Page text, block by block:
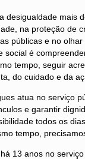
desigualdade mais
na proteção de
públicas e no
social é
tempo, seguir
do cuidado e da
atua no serviço
e garantir
todos os
tempo,
13 anos no